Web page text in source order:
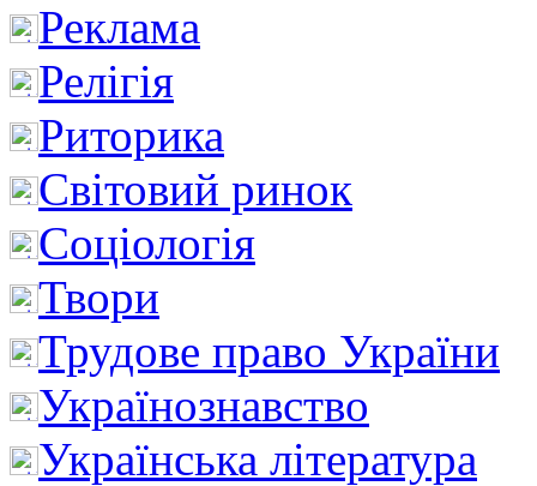
Реклама
Релігія
Риторика
Світовий ринок
Соціологія
Твори
Трудове право України
Українознавство
Українська література